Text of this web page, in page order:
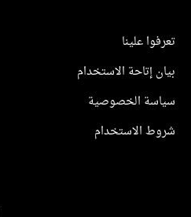
تعرفوا علينا
بيان إتاحة الاستخدام
سياسة الخصوصية
شروط الاستخدام